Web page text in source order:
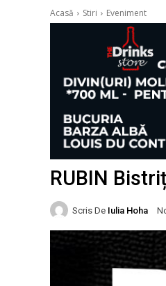
Acasă Stiri Eveniment
RUBIN
Scris De Iulia Hoha